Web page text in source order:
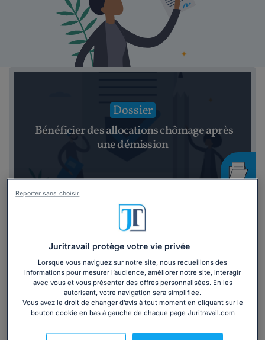
Dossier
Bénéficier des allocations chômage après
une démission
Dossier
Comment bénéficier des allocations
chômage ?
Juritravail protège votre vie privée
Lorsque vous naviguez sur notre site, nous recueillons des
informations pour mesurer l’audience, améliorer notre site, interagir
avec vous et vous présenter des offres personnalisées. En les
autorisant, votre navigation sera simplifiée.
Vous avez le droit de changer d’avis à tout moment en cliquant sur le
bouton cookie en bas à gauche de chaque page Juritravail.com
Reporter sans choisir